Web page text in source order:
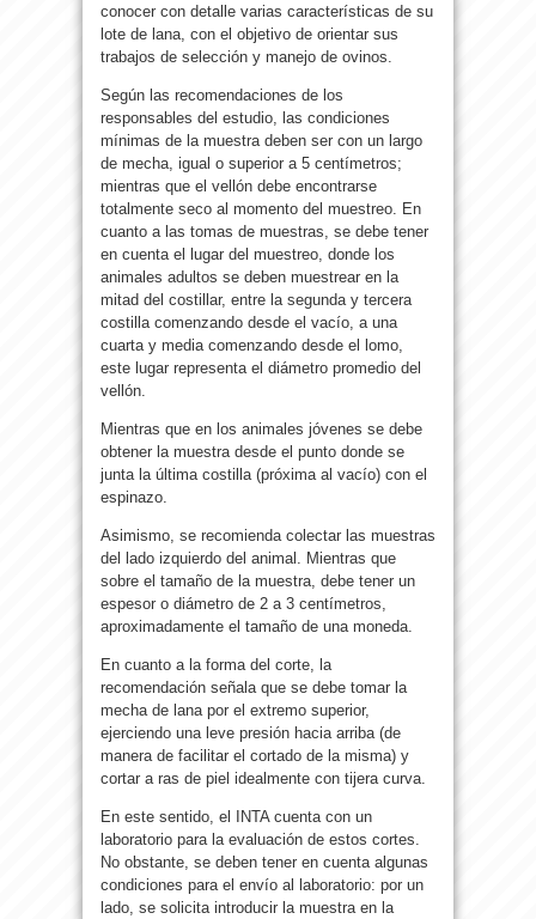
conocer con detalle varias características de su
lote de lana, con el objetivo de orientar sus
trabajos de selección y manejo de ovinos.
Según las recomendaciones de los
responsables del estudio, las condiciones
mínimas de la muestra deben ser con un largo
de mecha, igual o superior a 5 centímetros;
mientras que el vellón debe encontrarse
totalmente seco al momento del muestreo. En
cuanto a las tomas de muestras, se debe tener
en cuenta el lugar del muestreo, donde los
animales adultos se deben muestrear en la
mitad del costillar, entre la segunda y tercera
costilla comenzando desde el vacío, a una
cuarta y media comenzando desde el lomo,
este lugar representa el diámetro promedio del
vellón.
Mientras que en los animales jóvenes se debe
obtener la muestra desde el punto donde se
junta la última costilla (próxima al vacío) con el
espinazo.
Asimismo, se recomienda colectar las muestras
del lado izquierdo del animal. Mientras que
sobre el tamaño de la muestra, debe tener un
espesor o diámetro de 2 a 3 centímetros,
aproximadamente el tamaño de una moneda.
En cuanto a la forma del corte, la
recomendación señala que se debe tomar la
mecha de lana por el extremo superior,
ejerciendo una leve presión hacia arriba (de
manera de facilitar el cortado de la misma) y
cortar a ras de piel idealmente con tijera curva.
En este sentido, el INTA cuenta con un
laboratorio para la evaluación de estos cortes.
No obstante, se deben tener en cuenta algunas
condiciones para el envío al laboratorio: por un
lado, se solicita introducir la muestra en la